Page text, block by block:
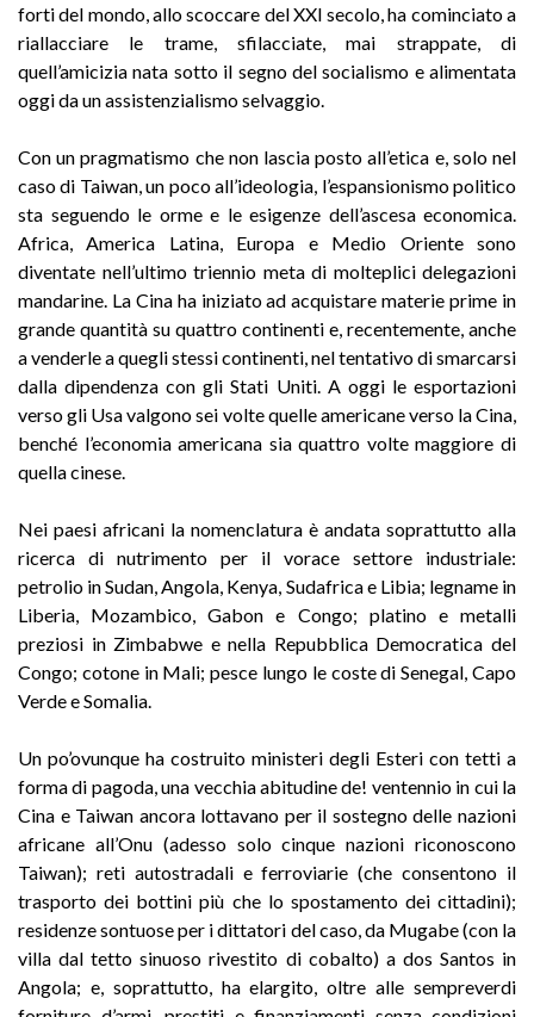
forti del mondo, allo scoccare del XXI secolo, ha cominciato a
riallacciare le trame, sfilacciate, mai strappate, di
quell’amicizia nata sotto il segno del socialismo e alimentata
oggi da un assistenzialismo selvaggio.
Con un pragmatismo che non lascia posto all’etica e, solo nel
caso di Taiwan, un poco all’ideologia, l’espansionismo politico
sta seguendo le orme e le esigenze dell’ascesa economica.
Africa, America Latina, Europa e Medio Oriente sono
diventate nell’ultimo triennio meta di molteplici delegazioni
mandarine. La Cina ha iniziato ad acquistare materie prime in
grande quantità su quattro continenti e, recentemente, anche
a venderle a quegli stessi continenti, nel tentativo di smarcarsi
dalla dipendenza con gli Stati Uniti. A oggi le esportazioni
verso gli Usa valgono sei volte quelle americane verso la Cina,
benché l’economia americana sia quattro volte maggiore di
quella cinese.
Nei paesi africani la nomenclatura è andata soprattutto alla
ricerca di nutrimento per il vorace settore industriale:
petrolio in Sudan, Angola, Kenya, Sudafrica e Libia; legname in
Liberia, Mozambico, Gabon e Congo; platino e metalli
preziosi in Zimbabwe e nella Repubblica Democratica del
Congo; cotone in Mali; pesce lungo le coste di Senegal, Capo
Verde e Somalia.
Un po’ovunque ha costruito ministeri degli Esteri con tetti a
forma di pagoda, una vecchia abitudine de! ventennio in cui la
Cina e Taiwan ancora lottavano per il sostegno delle nazioni
africane all’Onu (adesso solo cinque nazioni riconoscono
Taiwan); reti autostradali e ferroviarie (che consentono il
trasporto dei bottini più che lo spostamento dei cittadini);
residenze sontuose per i dittatori del caso, da Mugabe (con la
villa dal tetto sinuoso rivestito di cobalto) a dos Santos in
Angola; e, soprattutto, ha elargito, oltre alle sempreverdi